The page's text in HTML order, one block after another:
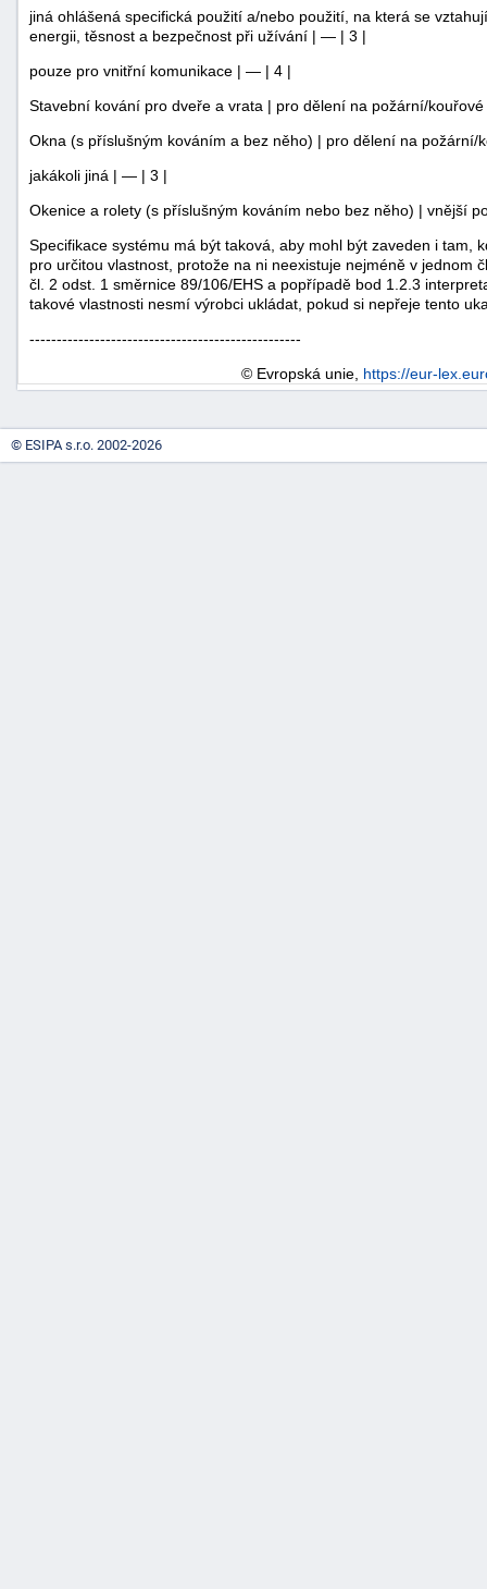
jiná ohlášená specifická použití a/nebo použití, na která se
energii, těsnost a bezpečnost při užívání | — | 3 |
pouze pro vnitřní komunikace | — | 4 |
Stavební kování pro dveře a vrata | pro dělení na požární/
Okna (s příslušným kováním a bez něho) | pro dělení na
jakákoli jiná | — | 3 |
Okenice a rolety (s příslušným kováním nebo bez něho) | vnější
Specifikace systému má být taková, aby mohl být zaveden i tam,
pro určitou vlastnost, protože na ni neexistuje nejméně v jednom
čl. 2 odst. 1 směrnice 89/106/EHS a popřípadě bod 1.2.3
takové vlastnosti nesmí výrobci ukládat, pokud si nepřeje tento
--------------------------------------------------
© Evropská unie, https://eur-
© ESIPA s.r.o. 2002-2026